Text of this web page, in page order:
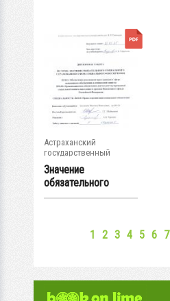
Астраханский
государственный
университет
Значение
обязательного
социального
1
2 3 4 5 6 7